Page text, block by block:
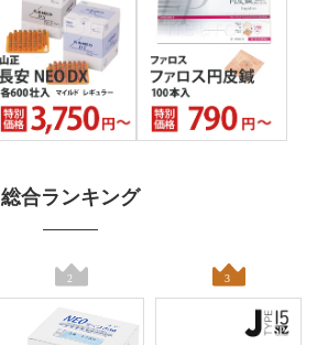
総合ランキング